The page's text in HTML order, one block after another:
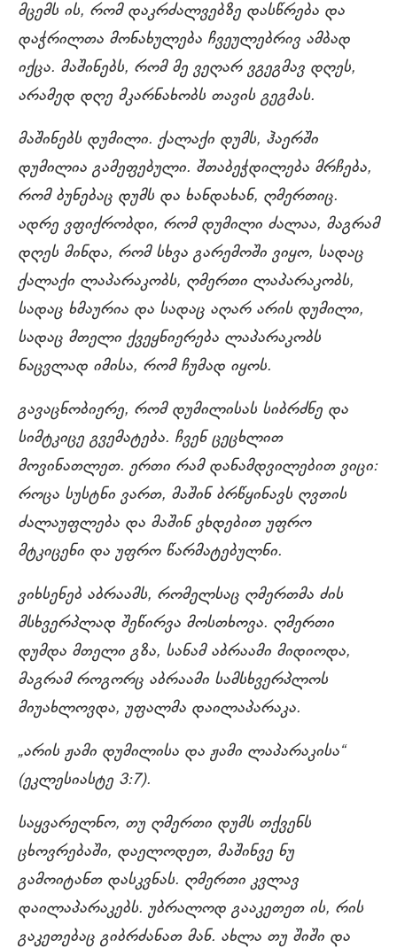
მცემს ის, რომ დაკრძალვებზე დასწრება და
დაჭრილთა მონახულება ჩვეულებრივ ამბად
იქცა. მაშინებს, რომ მე ვეღარ ვგეგმავ დღეს,
არამედ დღე მკარნახობს თავის გეგმას.
მაშინებს დუმილი. ქალაქი დუმს, ჰაერში
დუმილია გამეფებული. შთაბეჭდილება მრჩება,
რომ ბუნებაც დუმს და ხანდახან, ღმერთიც.
ადრე ვფიქრობდი, რომ დუმილი ძალაა, მაგრამ
დღეს მინდა, რომ სხვა გარემოში ვიყო, სადაც
ქალაქი ლაპარაკობს, ღმერთი ლაპარაკობს,
სადაც ხმაურია და სადაც აღარ არის დუმილი,
სადაც მთელი ქვეყნიერება ლაპარაკობს
ნაცვლად იმისა, რომ ჩუმად იყოს.
გავაცნობიერე, რომ დუმილისას სიბრძნე და
სიმტკიცე გვემატება. ჩვენ ცეცხლით
მოვინათლეთ. ერთი რამ დანამდვილებით ვიცი:
როცა სუსტნი ვართ, მაშინ ბრწყინავს ღვთის
ძალაუფლება და მაშინ ვხდებით უფრო
მტკიცენი და უფრო წარმატებულნი.
ვიხსენებ აბრაამს, რომელსაც ღმერთმა ძის
მსხვერპლად შეწირვა მოსთხოვა. ღმერთი
დუმდა მთელი გზა, სანამ აბრაამი მიდიოდა,
მაგრამ როგორც აბრაამი სამსხვერპლოს
მიუახლოვდა, უფალმა დაილაპარაკა.
„არის ჟამი დუმილისა და ჟამი ლაპარაკისა“
(ეკლესიასტე 3:7).
საყვარელნო, თუ ღმერთი დუმს თქვენს
ცხოვრებაში, დაელოდეთ, მაშინვე ნუ
გამოიტანთ დასკვნას. ღმერთი კვლავ
დაილაპარაკებს. უბრალოდ გააკეთეთ ის, რის
გაკეთებაც გიბრძანათ მან. ახლა თუ შიში და